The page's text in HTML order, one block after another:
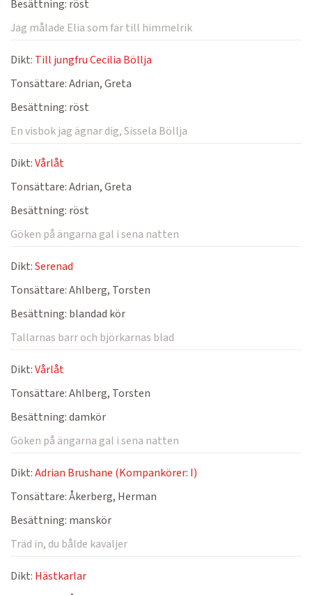
Besättning: röst
Jag målade Elia som far till himmelrik
Dikt: Till jungfru Cecilia Böllja
Tonsättare:Adrian, Greta
Besättning: röst
En visbok jag ägnar dig, Sissela Böllja
Dikt:Vårlåt
Tonsättare:Adrian, Greta
Besättning: röst
Göken på ängarna gal i sena natten
Dikt:Serenad
Tonsättare:Ahlberg, Torsten
Besättning: blandad kör
Tallarnas barr och björkarnas blad
Dikt:Vårlåt
Tonsättare:Ahlberg, Torsten
Besättning:damkör
Göken på ängarna gal i sena natten
Dikt:Adrian Brushane (Kompankörer: I)
Tonsättare:Åkerberg, Herman
Besättning: manskör
Träd in, du bålde kavaljer
Dikt: Hästkarlar